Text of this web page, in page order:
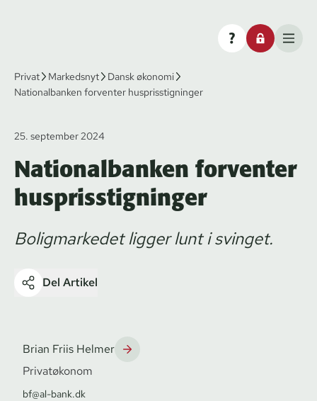
Privat Markedsnyt
Dansk økonomi
Nationalbanken forventer husprisstigninger
25. september 2024
Nationalbanken forventer
husprisstigninger
Boligmarkedet ligger lunt i svinget.
Del Artikel
Brian Friis Helmer
Privatøkonom
bf@al-bank.dk